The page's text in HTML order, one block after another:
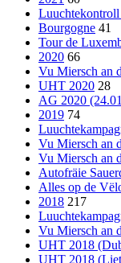
Luuchtekontroll
Bourgogne 41
Tour de
2020 66
Vu Miersch an
UHT 2020 28
AG 2020
2019 74
Vu Miersch an
Vu Miersch an
Autofräie
Alles op de
2018 217
Vu Miersch an
UHT 2018
UHT 2018